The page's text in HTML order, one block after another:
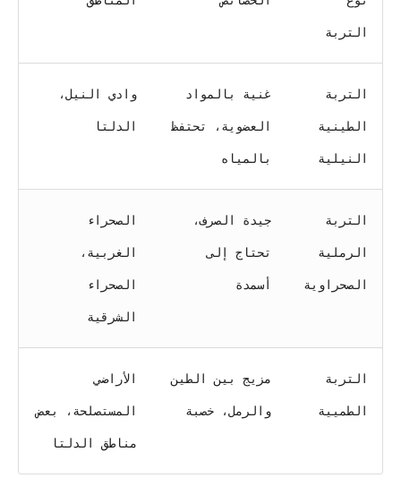
التربة
التربة
الطينية
النيلية
غنية بالمواد
العضوية، تحتفظ
بالمياه
وادي النيل،
الدلتا
التربة
الرملية
الصحراوية
جيدة الصرف،
تحتاج إلى
أسمدة
الصحراء
الغربية،
الصحراء
الشرقية
التربة
الطميية
مزيج بين الطين
والرمل، خصبة
الأراضي
المستصلحة، بعض
مناطق الدلتا